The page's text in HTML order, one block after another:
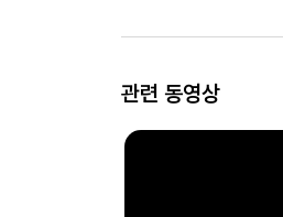
관련 동영상